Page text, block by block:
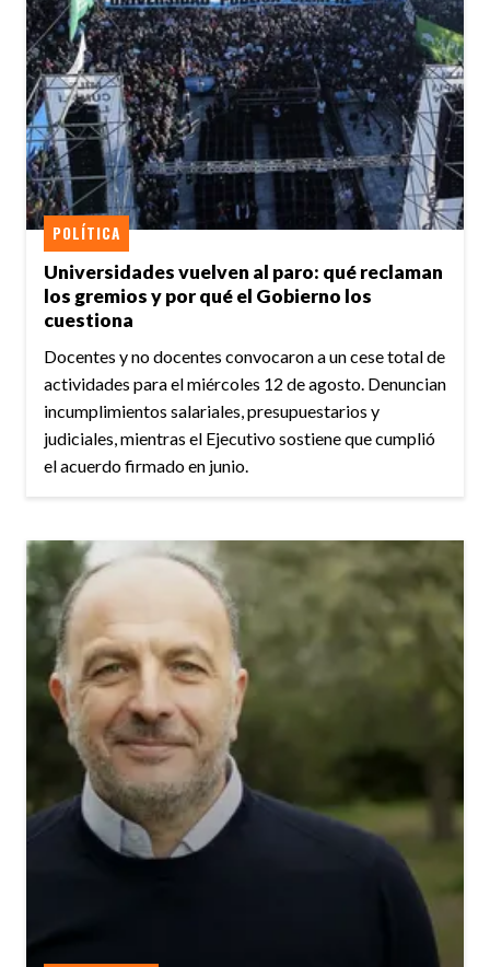
Universidades vuelven al paro: qué reclaman
los gremios y por qué el Gobierno los
cuestiona
POLÍTICA
Docentes y no docentes convocaron a un cese total de
actividades para el miércoles 12 de agosto. Denuncian
incumplimientos salariales, presupuestarios y
judiciales, mientras el Ejecutivo sostiene que cumplió
el acuerdo firmado en junio.